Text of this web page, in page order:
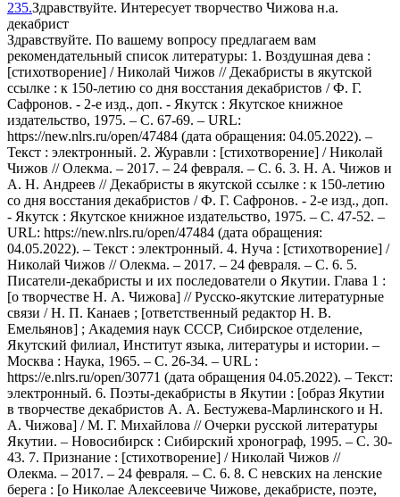
235.Здравствуйте. Интересует творчество Чижова н.а.
декабрист
Здравствуйте. По вашему вопросу предлагаем вам
рекомендательный список литературы: 1. Воздушная дева :
[стихотворение] / Николай Чижов // Декабристы в якутской
ссылке : к 150-летию со дня восстания декабристов / Ф. Г.
Сафронов. - 2-е изд., доп. - Якутск : Якутское книжное
издательство, 1975. – С. 67-69. – URL:
https://new.nlrs.ru/open/47484 (дата обращения: 04.05.2022). –
Текст : электронный. 2. Журавли : [стихотворение] / Николай
Чижов // Олекма. – 2017. – 24 февраля. – С. 6. 3. Н. А. Чижов и
А. Н. Андреев // Декабристы в якутской ссылке : к 150-летию
со дня восстания декабристов / Ф. Г. Сафронов. - 2-е изд., доп.
- Якутск : Якутское книжное издательство, 1975. – С. 47-52. –
URL: https://new.nlrs.ru/open/47484 (дата обращения:
04.05.2022). – Текст : электронный. 4. Нуча : [стихотворение] /
Николай Чижов // Олекма. – 2017. – 24 февраля. – С. 6. 5.
Писатели-декабристы и их последователи о Якутии. Глава 1 :
[о творчестве Н. А. Чижова] // Русско-якутские литературные
связи / Н. П. Канаев ; [ответственный редактор Н. В.
Емельянов] ; Академия наук СССР, Сибирское отделение,
Якутский филиал, Институт языка, литературы и истории. –
Москва : Наука, 1965. – С. 26-34. – URL :
https://e.nlrs.ru/open/30771 (дата обращения 04.05.2022). – Текст:
электронный. 6. Поэты-декабристы в Якутии : [образ Якутии
в творчестве декабристов А. А. Бестужева-Марлинского и Н.
А. Чижова] / М. Г. Михайлова // Очерки русской литературы
Якутии. – Новосибирск : Сибирский хронограф, 1995. – С. 30-
43. 7. Признание : [стихотворение] / Николай Чижов //
Олекма. – 2017. – 24 февраля. – С. 6. 8. С невских на ленские
берега : [о Николае Алексеевиче Чижове, декабристе, поэте,